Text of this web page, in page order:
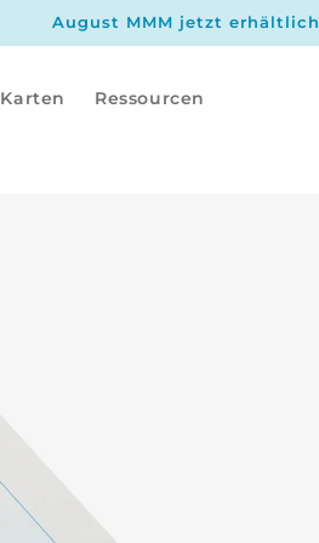
August MMM jetzt erhältlich
Karten Ressourcen